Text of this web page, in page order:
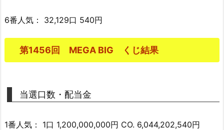
6番人気： 32,129口 540円
第1456回 MEGA BIG くじ結果
当選口数・配当金
1番人気： 1口 1,200,000,000円 CO. 6,044,202,540円